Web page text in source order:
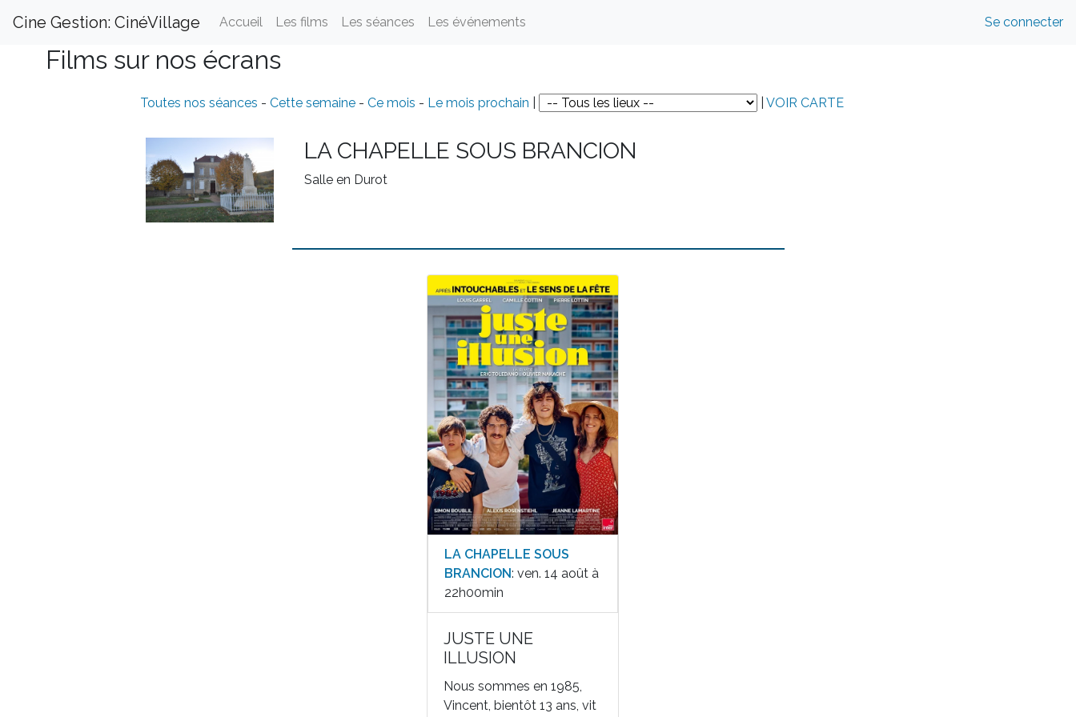
Cine Gestion: CinéVillage Accueil Les films Les séances Les événements Se connecter
Films sur nos écrans
Toutes nos séances - Cette semaine- Ce mois - Le mois prochain VOIR CARTE
LA CHAPELLE SOUS BRANCION
Salle en Durot
LA CHAPELLE SOUS
BRANCION: ven. 14 août à
22h00min
JUSTE UNE
ILLUSION
Nous sommes en 1985,
Vincent, bientôt 13 ans, vit